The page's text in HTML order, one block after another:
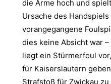
die Arme hoch und
Ursache des
vorangegangene
dies keine Absicht war
liegt ein Stürmerfoul
für Kaiserslautern
Strafstoß für Zwickau